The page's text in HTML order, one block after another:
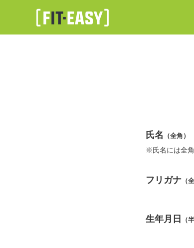
氏名 （全角）
※氏名には全
フリガナ （
生年月日 （